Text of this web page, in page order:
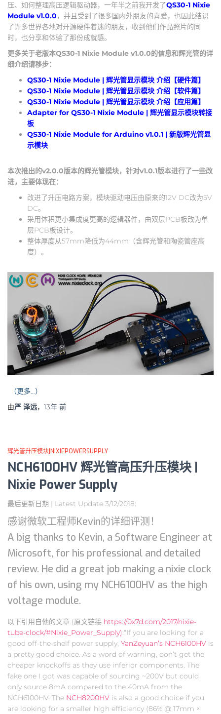
压、如何整理高压逻辑驱动器，一年半之前我开发了QS30-1 Nixie
Module v1.0.0，并且受到了很多国内外朋友的喜爱，也因此结识
了许多世界各地对开源硬件着迷的朋友，收到他们作品照片的同
时，也分享和体验了那份成就感。
更多关于老版本QS30-1 Nixie Module v1.0.0的信息和辉光管的详
细介绍请移步：
QS30-1 Nixie Module | 辉光管显示模块 介绍【硬件篇】
QS30-1 Nixie Module | 辉光管显示模块 介绍【软件篇】
QS30-1 Nixie Module | 辉光管显示模块 介绍【应用篇】
Adapter for QS30-1 Nixie Module | 辉光管显示模块转接
板
QS30-1 Nixie Module for Arduino v1.0.1 | 新版辉光管显
示模块
本次推出的v2.0.0版本的辉光管模块，针对v1.0.1版本进行了一些改
进，主要体现在：
改进了升压电路方案，模块驱动电压由原来的12V DC改为5V
DC。
采用体积更小集成度更高的逻辑器件，由双层PCB板改为单
层PCB板设计。
整体厚度从57mm降低为44mm（含辉光管和陶瓷管座高
度）。
（更多…）
由严 泽远， 13年 前
辉光管升压模块|NIXIEPOWERSUPPLY
NCH6100HV 辉光管高压升压模块 |
Nixie Power Supply
最后更新日期 | Latest Update 3/12/2018:
感谢微软工程师Kevin的详细评测！
A big thanks to Kevin, a Software Engineer at
Microsoft, for his professional and detailed
review. He did a great job making a nixie clock
of his own, using my NCH6100HV as the high
voltage module.
以下引用自他的文章 (原文链接 https://0x7d.com/2017/nixie-
tube-clock/#Nixie_Power_Supply):“If you are looking for a
good off-the-shelf power supply, YanZeyuan’s NCH6100HV is
a pretty good choice. As a word of warning, don’t get the
cheaper knockoffs as they use inferior components. The
fake one I got was capable of sourcing ~200V but could
only source 8mA compared to the 40mA from the
NCH6100HV. The NCH8200HV is also a good choice if you
are looking for a smaller high efficiency (86% @ 17mm ×